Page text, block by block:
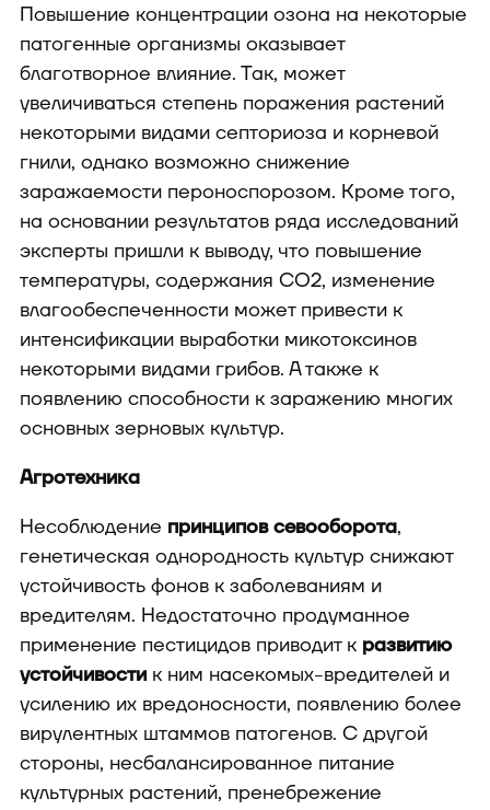
Повышение концентрации озона на некоторые
патогенные организмы оказывает
благотворное влияние. Так, может
увеличиваться степень поражения растений
некоторыми видами септориоза и корневой
гнили, однако возможно снижение
заражаемости пероноспорозом. Кроме того,
на основании результатов ряда исследований
эксперты пришли к выводу, что повышение
температуры, содержания СО2, изменение
влагообеспеченности может привести к
интенсификации выработки микотоксинов
некоторыми видами грибов. А также к
появлению способности к заражению многих
основных зерновых культур.
Агротехника
Несоблюдение принципов севооборота,
генетическая однородность культур снижают
устойчивость фонов к заболеваниям и
вредителям. Недостаточно продуманное
применение пестицидов приводит к развитию
устойчивостик ним насекомых-вредителей и
усилению их вредоносности, появлению более
вирулентных штаммов патогенов. С другой
стороны, несбалансированное питание
культурных растений, пренебрежение